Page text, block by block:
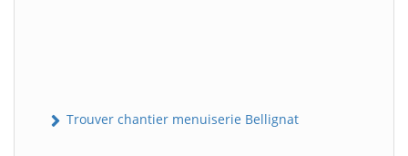
Trouver chantier menuiserie Bellignat